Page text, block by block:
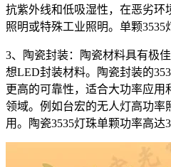
抗紫外线和低吸湿性，在恶劣环
照明或特殊工业照明。单颗3535
3、陶瓷封装：陶瓷材料具有极
想LED封装材料。陶瓷封装的
更高的可靠性，适合大功率应用
领域。例如台宏的无人灯高功率
用。陶瓷3535灯珠单颗功率高达